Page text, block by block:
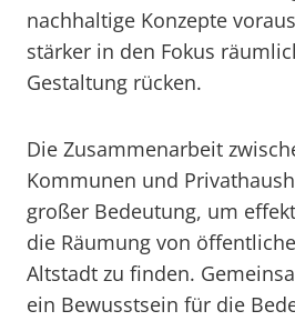
nachhaltige Konzepte
stärker in den Fokus
Gestaltung rücken.
Die Zusammenarbeit
Kommunen und
großer Bedeutung, um
die Räumung von
Altstadt zu finden.
ein Bewusstsein für die